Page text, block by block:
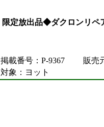
限定放出品◆ダクロンリペ
掲載番号：P-9367
販売
対象：ヨット